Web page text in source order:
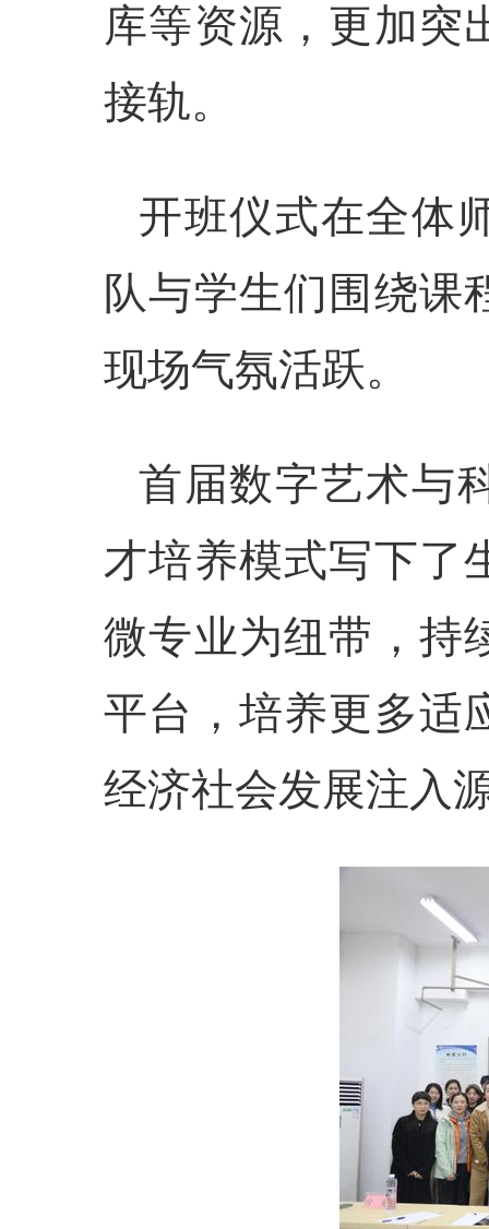
库等资源， 更加突
接轨。
开班仪式在全体
队与学生们 围绕课
现场气氛活跃。
首届数字艺术与
才培养模式写下了
微专业为纽带，持
平台，培养更多适
经济社会发展注入